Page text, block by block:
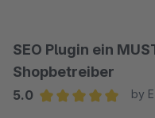
SEO Plugin ein
Shopbetreiber
5.0
by